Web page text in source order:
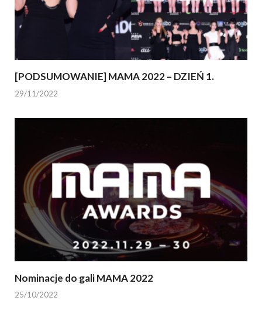
[PODSUMOWANIE] MAMA 2022 – DZIEŃ 1.
29/11/2022
Nominacje do gali MAMA 2022
25/10/2022